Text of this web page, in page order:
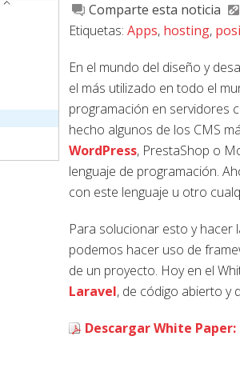
Comparte esta noticia
Etiquetas: Apps, hosting,
En el mundo del diseño y
el más utilizado en todo el
programación en servidores
hecho algunos de los CMS
WordPress, PrestaShop o
lenguaje de programación.
con este lenguaje u otro
Para solucionar esto y hacer
podemos hacer uso de
de un proyecto. Hoy en el
Laravel, de código abierto y
Descargar White